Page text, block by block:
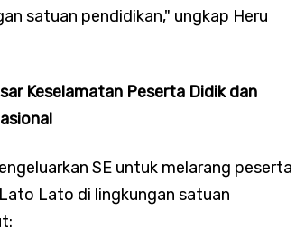
satuan pendidikan," ungkap Heru
Keselamatan Peserta Didik dan
SE untuk melarang peserta
Lato di lingkungan satuan